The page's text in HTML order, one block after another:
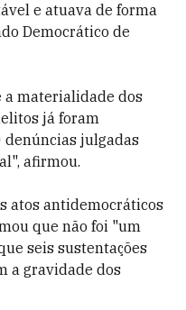
e atuava de forma
Democrático de
a materialidade dos
já foram
denúncias julgadas
afirmou.
atos antidemocráticos
que não foi "um
seis sustentações
a gravidade dos